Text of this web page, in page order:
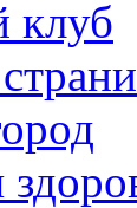
клуб